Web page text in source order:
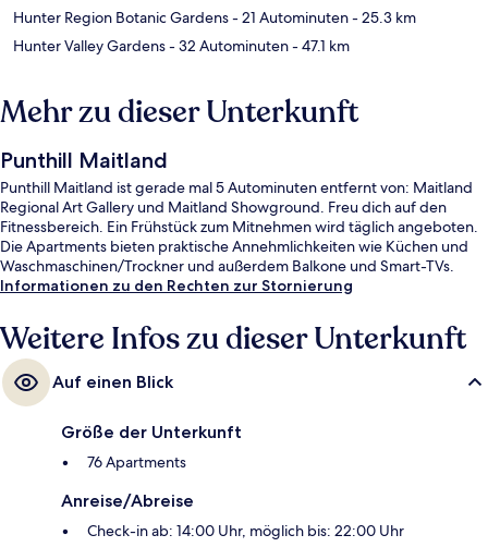
Hunter Region Botanic Gardens- 21 Autominuten- 25.3 km
Hunter Valley Gardens- 32 Autominuten- 47.1 km
Mehr zu dieser Unterkunft
Punthill Maitland
Punthill Maitland ist gerade mal 5 Autominuten entfernt von: Maitland
Regional Art Gallery und Maitland Showground. Freu dich auf den
Fitnessbereich. Ein Frühstück zum Mitnehmen wird täglich angeboten.
Die Apartments bieten praktische Annehmlichkeiten wie Küchen und
Waschmaschinen/Trockner und außerdem Balkone und Smart-TVs.
Informationen zu den Rechten zur Stornierung
Weitere Infos zu dieser Unterkunft
Auf einen Blick
Größe der Unterkunft
76 Apartments
Anreise/Abreise
Check-in ab: 14:00 Uhr, möglich bis: 22:00 Uhr